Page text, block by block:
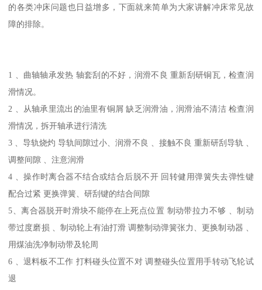
的各类冲床问题也日益增多，下面就来简单为大家讲解冲床常见故
障的排除。
1 、曲轴轴承发热 轴套刮的不好，润滑不良 重新刮研铜瓦，检查润
滑情况。
2 、从轴承里流出的油里有铜屑 缺乏润滑油，润滑油不清洁 检查润
滑情况，拆开轴承进行清洗
3 、导轨烧灼 导轨间隙过小、润滑不良 、接触不良 重新研刮导轨 、
调整间隙 、注意润滑
4 、操作时离合器不结合或结合后脱不开 回转健用弹簧失去弹性键
配合过紧 更换弹簧、研刮键的结合间隙
5、离合器脱开时滑块不能停在上死点位置 制动带拉力不够 、制动
带过度磨损 、制动轮上有油打滑 调整制动弹簧张力、更换制动器 、
用煤油洗净制动带及轮周
6 、退料板不工作 打料碰头位置不对 调整碰头位置用手转动飞轮试
退